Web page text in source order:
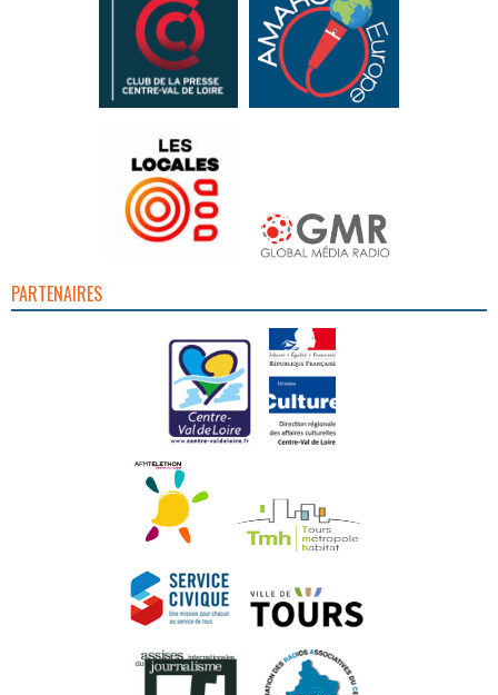
PARTENAIRES